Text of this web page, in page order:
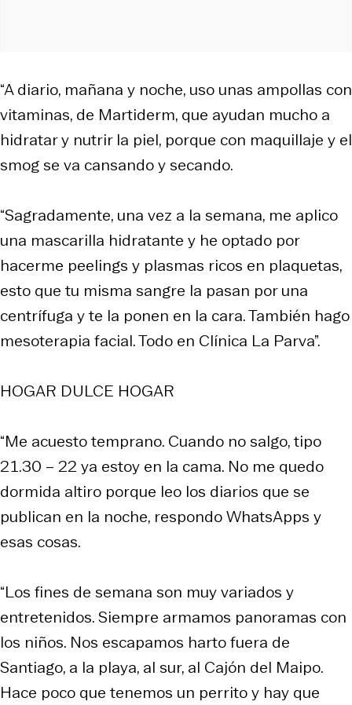
“A diario, mañana y noche, uso unas ampollas con
vitaminas, de Martiderm, que ayudan mucho a
hidratar y nutrir la piel, porque con maquillaje y el
smog se va cansando y secando.
“Sagradamente, una vez a la semana, me aplico
una mascarilla hidratante y he optado por
hacerme peelings y plasmas ricos en plaquetas,
esto que tu misma sangre la pasan por una
centrífuga y te la ponen en la cara. También hago
mesoterapia facial. Todo en Clínica La Parva”.
HOGAR DULCE HOGAR
“Me acuesto temprano. Cuando no salgo, tipo
21.30 – 22 ya estoy en la cama. No me quedo
dormida altiro porque leo los diarios que se
publican en la noche, respondo WhatsApps y
esas cosas.
“Los fines de semana son muy variados y
entretenidos. Siempre armamos panoramas con
los niños. Nos escapamos harto fuera de
Santiago, a la playa, al sur, al Cajón del Maipo.
Hace poco que tenemos un perrito y hay que